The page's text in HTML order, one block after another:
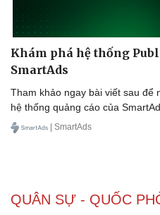
Khám phá hệ thống
SmartAds
Tham khảo ngay bài viết sau để
hệ thống quảng cáo của
| SmartAds
QUÂN SỰ - QUỐC